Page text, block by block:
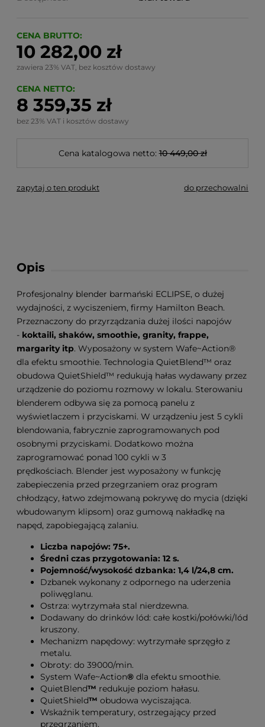
CENA BRUTTO:
10 282,00 zł
zawiera 23% VAT, bez kosztów dostawy
CENA NETTO:
8 359,35 zł
bez 23% VAT i kosztów dostawy
Cena katalogowa netto: 10 449,00 zł
zapytaj o ten produkt do przechowalni
Opis
Profesjonalny blender barmański ECLIPSE, o dużej
wydajności, z wyciszeniem, firmy Hamilton Beach.
Przeznaczony do przyrządzania dużej ilości napojów
- koktaili, shaków, smoothie, granity, frappe,
margarity itp. Wyposażony w system Wafe~Action®
dla efektu smoothie. Technologia QuietBlend™ oraz
obudowa QuietShield™ redukują hałas wydawany przez
urządzenie do poziomu rozmowy w lokalu. Sterowaniu
blenderem odbywa się za pomocą panelu z
wyświetlaczem i przyciskami. W urządzeniu jest 5 cykli
blendowania, fabrycznie zaprogramowanych pod
osobnymi przyciskami. Dodatkowo można
zaprogramować ponad 100 cykli w 3
prędkościach. Blender jest wyposażony w funkcję
zabepieczenia przed przegrzaniem oraz program
chłodzący, łatwo zdejmowaną pokrywę do mycia (dzięki
wbudowanym klipsom) oraz gumową nakładkę na
napęd, zapobiegającą zalaniu.
Liczba napojów: 75+.
Średni czas przygotowania: 12 s.
Pojemność/wysokość dzbanka: 1,4 l/24,8 cm.
Dzbanek wykonany z odpornego na uderzenia
poliwęglanu.
Ostrza: wytrzymała stal nierdzewna.
Dodawany do drinków lód: całe kostki/połówki/lód
kruszony.
Mechanizm napędowy: wytrzymałe sprzęgło z
metalu.
Obroty: do 39000/min.
System Wafe~Action® dla efektu smoothie.
QuietBlend™ redukuje poziom hałasu.
QuietShield™ obudowa wyciszająca.
Wskaźnik temperatury, ostrzegający przed
przegrzaniem.